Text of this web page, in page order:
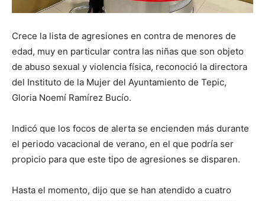
Crece la lista de agresiones en contra de menores de
edad, muy en particular contra las niñas que son objeto
de abuso sexual y violencia física, reconoció la directora
del Instituto de la Mujer del Ayuntamiento de Tepic,
Gloria Noemí Ramírez Bucío.
Indicó que los focos de alerta se encienden más durante
el periodo vacacional de verano, en el que podría ser
propicio para que este tipo de agresiones se disparen.
Hasta el momento, dijo que se han atendido a cuatro